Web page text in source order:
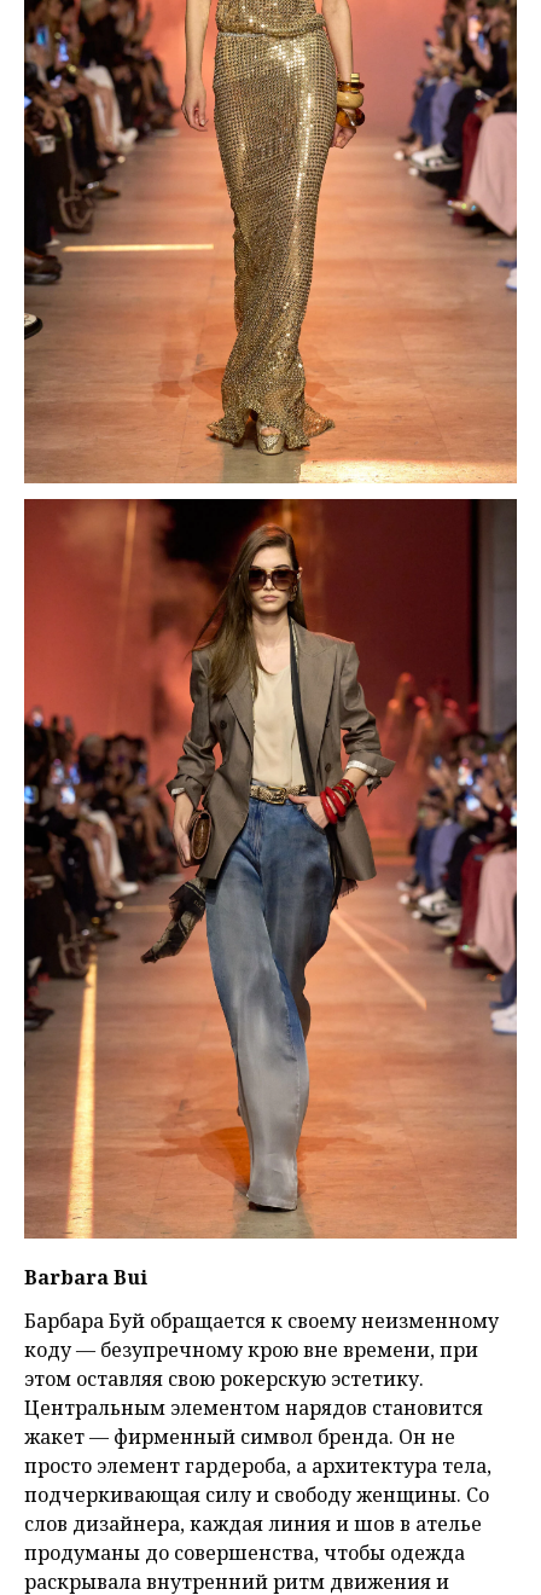
Barbara Bui
Барбара Буй обращается к своему неизменному
коду — безупречному крою вне времени, при
этом оставляя свою рокерскую эстетику.
Центральным элементом нарядов становится
жакет — фирменный символ бренда. Он не
просто элемент гардероба, а архитектура тела,
подчеркивающая силу и свободу женщины. Со
слов дизайнера, каждая линия и шов в ателье
продуманы до совершенства, чтобы одежда
раскрывала внутренний ритм движения и